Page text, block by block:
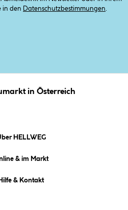
in den
Datenschutzbestimmungen
in Österreich
HELLWEG
& im Markt
& Kontakt